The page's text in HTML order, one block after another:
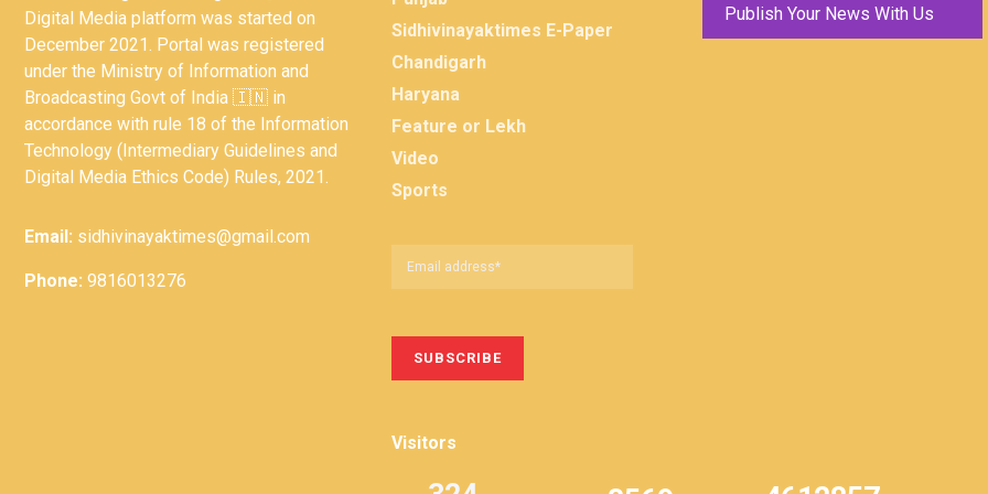
Digital Media platform was started on
December 2021. Portal was registered
under the Ministry of Information and
Broadcasting Govt of India 🇮🇳 in
accordance with rule 18 of the Information
Technology (Intermediary Guidelines and
Digital Media Ethics Code) Rules, 2021.
Email: sidhivinayaktimes@gmail.com
Phone: 9816013276
Sidhivinayaktimes E-Paper
Chandigarh
Haryana
Feature or Lekh
Video
Sports
Visitors
Publish Your News With Us